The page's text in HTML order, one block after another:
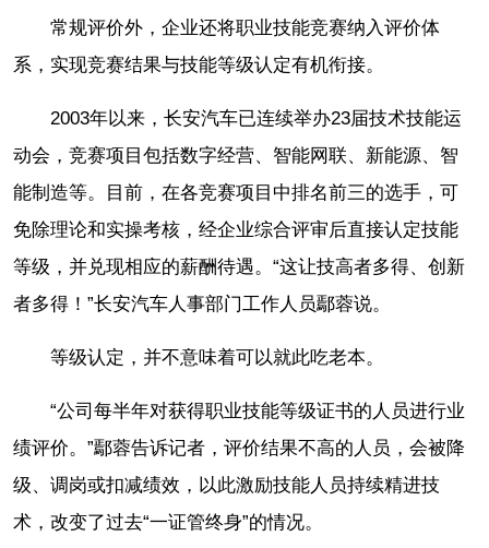
常规评价外，企业还将职业技能竞赛纳入评价体
系，实现竞赛结果与技能等级认定有机衔接。
2003年以来，长安汽车已连续举办23届技术技能运
动会，竞赛项目包括数字经营、智能网联、新能源、智
能制造等。目前，在各竞赛项目中排名前三的选手，可
免除理论和实操考核，经企业综合评审后直接认定技能
等级，并兑现相应的薪酬待遇。“这让技高者多得、创新
者多得！”长安汽车人事部门工作人员鄢蓉说。
等级认定，并不意味着可以就此吃老本。
“公司每半年对获得职业技能等级证书的人员进行业
绩评价。”鄢蓉告诉记者，评价结果不高的人员，会被降
级、调岗或扣减绩效，以此激励技能人员持续精进技
术，改变了过去“一证管终身”的情况。